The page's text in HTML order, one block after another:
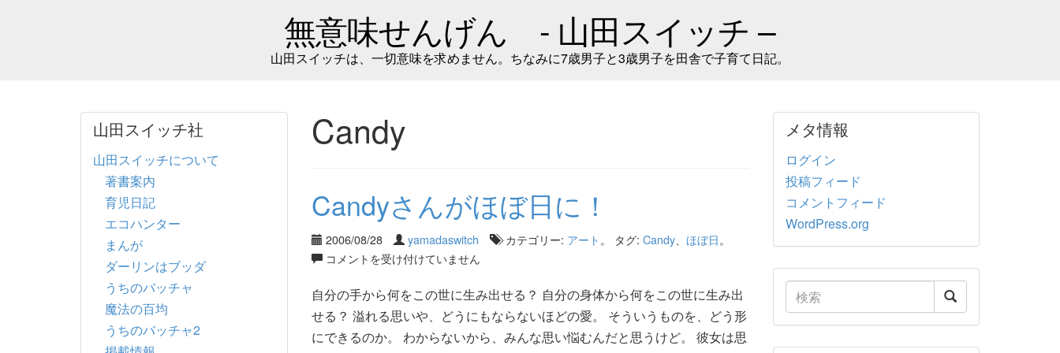
無意味せんげん - 山田スイッチ –
山田スイッチは、一切意味を求めません。ちなみに7歳男子と3歳男子を田舎で子育て日記。
Candy
Candyさんがほぼ日に！
2006/08/28 yamadaswitch カテゴリー: アート 。 タグ: Candy、 ほぼ日。
コメントを受け付けていません
自分の手から何をこの世に生み出せる？ 自分の身体から何をこの世に生み出
せる？ 溢れる思いや、どうにもならないほどの愛。 そういうものを、どう形
にできるのか。 わからないから、みんな思い悩むんだと思うけど。 彼女は思
山田スイッチ社
山田スイッチについて
著書案内
育児日記
エコハンター
まんが
ダーリンはブッダ
うちのバッチャ
魔法の百均
うちのバッチャ2
メタ情報
ログイン
投稿フィード
コメントフィード
WordPress.org